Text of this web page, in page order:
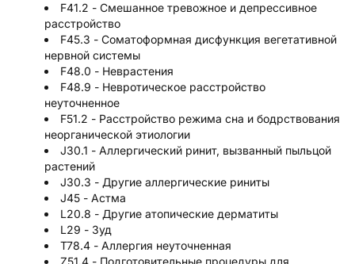
F41.2 - Смешанное тревожное и депрессивное
расстройство
F45.3 - Соматоформная дисфункция вегетативной
нервной системы
F48.0 - Неврастения
F48.9 - Невротическое расстройство
неуточненное
F51.2 - Расстройство режима сна и бодрствования
неорганической этиологии
J30.1 - Аллергический ринит, вызванный пыльцой
растений
J30.3 - Другие аллергические риниты
J45 - Астма
L20.8 - Другие атопические дерматиты
L29 - Зуд
T78.4 - Аллергия неуточненная